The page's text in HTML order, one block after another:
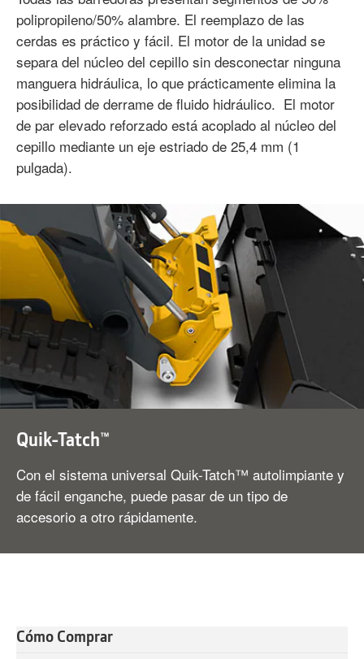
polipropileno/50% alambre. El reemplazo de las
cerdas es práctico y fácil. El motor de la unidad se
separa del núcleo del cepillo sin desconectar ninguna
manguera hidráulica, lo que prácticamente elimina la
posibilidad de derrame de fluido hidráulico. El motor
de par elevado reforzado está acoplado al núcleo del
cepillo mediante un eje estriado de 25,4 mm (1
pulgada).
Quik-Tatch™
Con el sistema universal Quik-Tatch™ autolimpiante y
de fácil enganche, puede pasar de un tipo de
accesorio a otro rápidamente.
Cómo Comprar